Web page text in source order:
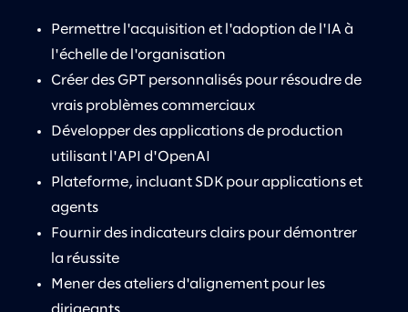
Permettre l'acquisition et l'adoption de l'IA à
l'échelle de l'organisation
Créer des GPT personnalisés pour résoudre de
vrais problèmes commerciaux
Développer des applications de production
utilisant l'API d'OpenAI
Plateforme, incluant SDK pour applications et
agents
Fournir des indicateurs clairs pour démontrer
la réussite
Mener des ateliers d'alignement pour les